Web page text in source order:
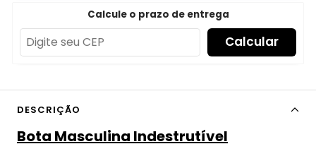
Calcule o prazo de entrega
Calcular
DESCRIÇÃO
Bota Masculina Indestrutível